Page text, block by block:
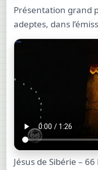
Présentation grand
adeptes, dans
Jésus de Sibérie –